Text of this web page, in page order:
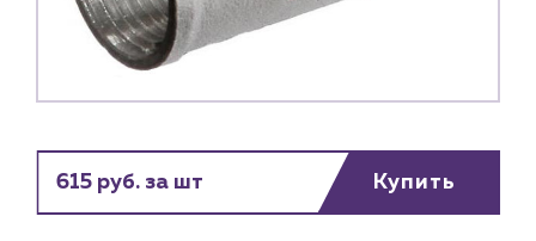
615 руб. за шт Купить